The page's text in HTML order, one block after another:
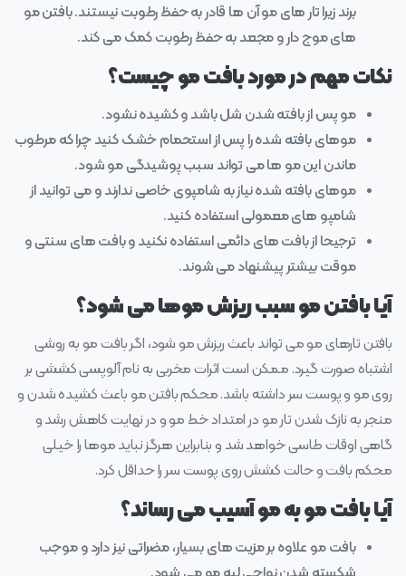
برند زیرا تار های مو آن ها قادر به حفظ رطوبت نیستند. بافتن مو
های موج دار و مجعد به حفظ رطوبت کمک می کند.
نکات مهم در مورد بافت مو چیست؟
مو پس از بافته شدن شل باشد و کشیده نشود.
موهای بافته شده را پس از استحمام خشک کنید چرا که مرطوب
ماندن این مو ها می تواند سبب پوشیدگی مو شود.
موهای بافته شده نیاز به شامپوی خاصی ندارند و می توانید از
شامپو های معمولی استفاده کنید.
ترجیحا از بافت های دائمی استفاده نکنید و بافت های سنتی و
موقت بیشتر پیشنهاد می شوند.
آیا بافتن مو سبب ریزش موها می شود؟
بافتن تارهای مو می تواند باعث ریزش مو شود، اگر بافت مو به روشی
اشتباه صورت گیرد. ممکن است اثرات مخربی به نام آلوپسی کششی بر
روی مو و پوست سر داشته باشد. محکم بافتن مو باعث کشیده شدن و
منجر به نازک شدن تار مو در امتداد خط مو و در نهایت کاهش رشد و
گاهی اوقات طاسی خواهد شد و بنابراین هرگز نباید موها را خیلی
محکم بافت و حالت کشش روی پوست سر را حداقل کرد.
آیا بافت مو به مو آسیب می‌ رساند؟
بافت مو علاوه بر مزیت‌ های بسیار، مضراتی نیز دارد و موجب